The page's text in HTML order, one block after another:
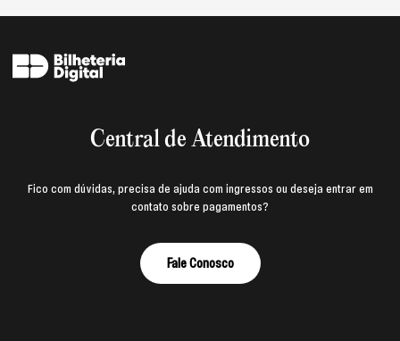
Central de Atendimento
Fico com dúvidas, precisa de ajuda com ingressos ou deseja entrar em
contato sobre pagamentos?
Fale Conosco